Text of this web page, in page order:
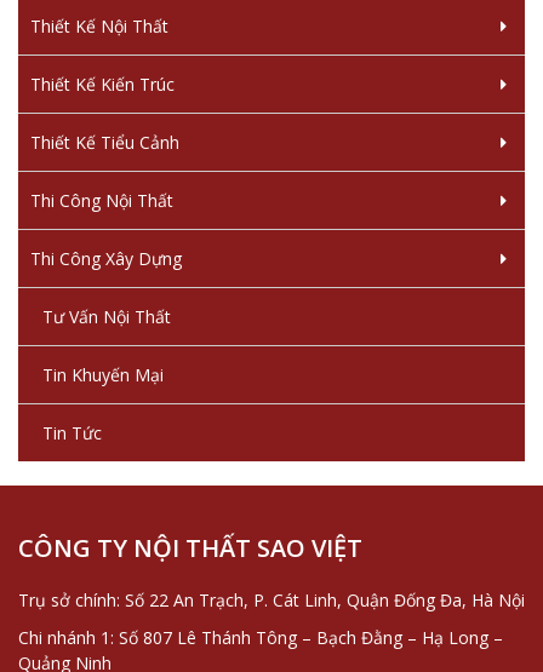
Thiết Kế Nội Thất
Thiết Kế Kiến Trúc
Thiết Kế Tiểu Cảnh
Thi Công Nội Thất
Thi Công Xây Dựng
Tư Vấn Nội Thất
Tin Khuyến Mại
Tin Tức
CÔNG TY NỘI THẤT SAO VIỆT
Trụ sở chính: Số 22 An Trạch, P. Cát Linh, Quận Đống Đa, Hà Nội
Chi nhánh 1: Số 807 Lê Thánh Tông – Bạch Đằng – Hạ Long –
Quảng Ninh